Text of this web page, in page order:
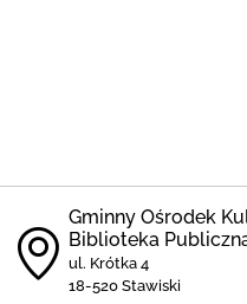
Gminny Ośrodek
Biblioteka
ul. Krótka 4
18-520 Stawiski